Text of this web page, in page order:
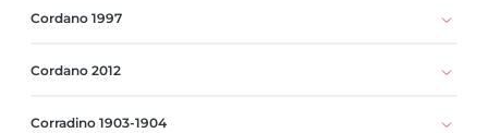
Cordano 1997
Cordano 2012
Corradino 1903-1904